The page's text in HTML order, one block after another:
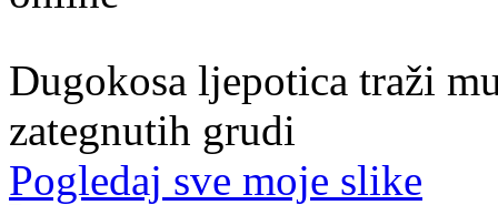
Dugokosa ljepotica traži
zategnutih grudi
Pogledaj sve moje slike